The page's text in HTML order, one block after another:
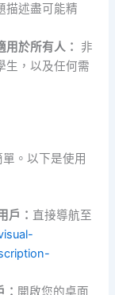
描述盡可能精
用於所有人：
非
生，以及任何需
。以下是使用
戶： 直接導航至
開啟您的桌面